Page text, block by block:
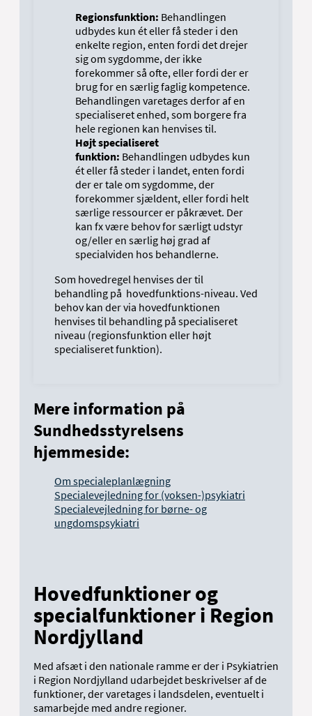
Regionsfunktion: Behandlingen
udbydes kun ét eller få steder i den
enkelte region, enten fordi det drejer
sig om sygdomme, der ikke
forekommer så ofte, eller fordi der er
brug for en særlig faglig kompetence.
Behandlingen varetages derfor af en
specialiseret enhed, som borgere fra
hele regionen kan henvises til.
Højt specialiseret
funktion: Behandlingen udbydes kun
ét eller få steder i landet, enten fordi
der er tale om sygdomme, der
forekommer sjældent, eller fordi helt
særlige ressourcer er påkrævet. Der
kan fx være behov for særligt udstyr
og/eller en særlig høj grad af
specialviden hos behandlerne.
Som hovedregel henvises der til
behandling på hovedfunktions-niveau. Ved
behov kan der via hovedfunktionen
henvises til behandling på specialiseret
niveau (regionsfunktion eller højt
specialiseret funktion).
Mere information på
Sundhedsstyrelsens
hjemmeside:
Om specialeplanlægning
Specialevejledning for (voksen-)psykiatri
Specialevejledning for børne- og
ungdomspsykiatri
Hovedfunktioner og
specialfunktioner i Region
Nordjylland
Med afsæt i den nationale ramme er der i Psykiatrien
i Region Nordjylland udarbejdet beskrivelser af de
funktioner, der varetages i landsdelen, eventuelt i
samarbejde med andre regioner.